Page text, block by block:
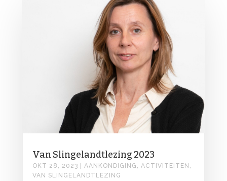
Van Slingelandtlezing 2023
OKT 28, 2023 AANKONDIGING , ACTIVITEITEN ,
VAN SLINGELANDTLEZING